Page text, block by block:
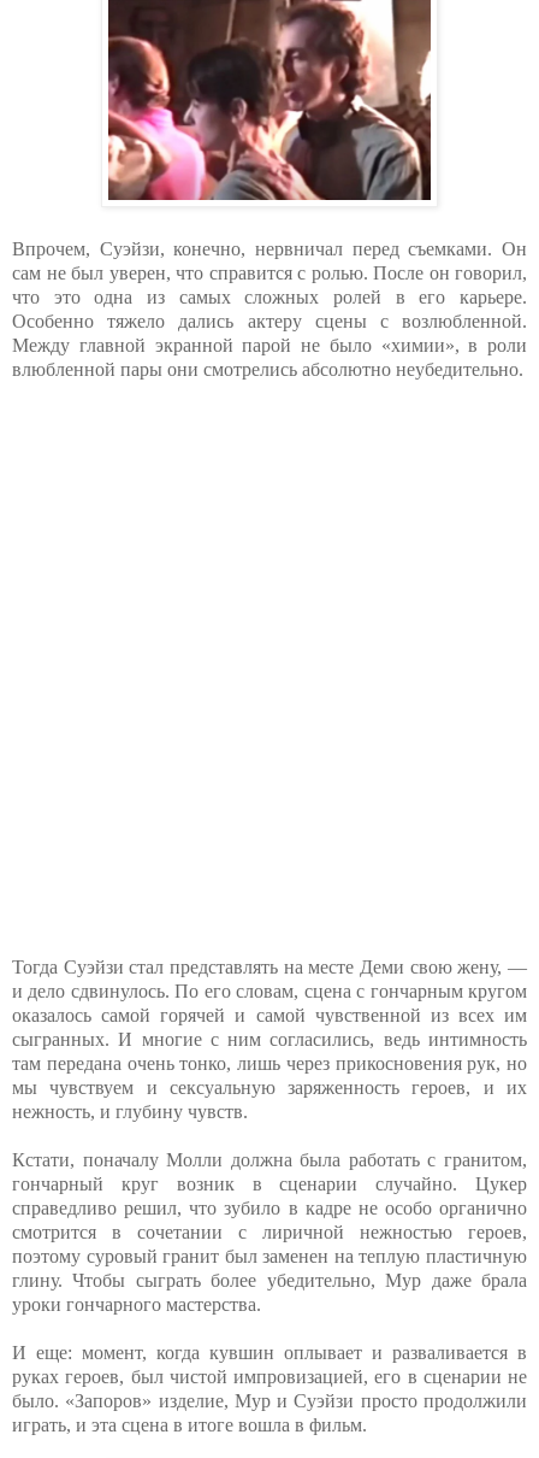
Впрочем, Суэйзи, конечно, нервничал перед съемками. Он
сам не был уверен, что справится с ролью. После он говорил,
что это одна из самых сложных ролей в его карьере.
Особенно тяжело дались актеру сцены с возлюбленной.
Между главной экранной парой не было «химии», в роли
влюбленной пары они смотрелись абсолютно неубедительно.
Тогда Суэйзи стал представлять на месте Деми свою жену, —
и дело сдвинулось. По его словам, сцена с гончарным кругом
оказалось самой горячей и самой чувственной из всех им
сыгранных. И многие с ним согласились, ведь интимность
там передана очень тонко, лишь через прикосновения рук, но
мы чувствуем и сексуальную заряженность героев, и их
нежность, и глубину чувств.
Кстати, поначалу Молли должна была работать с гранитом,
гончарный круг возник в сценарии случайно. Цукер
справедливо решил, что зубило в кадре не особо органично
смотрится в сочетании с лиричной нежностью героев,
поэтому суровый гранит был заменен на теплую пластичную
глину. Чтобы сыграть более убедительно, Мур даже брала
уроки гончарного мастерства.
И еще: момент, когда кувшин оплывает и разваливается в
руках героев, был чистой импровизацией, его в сценарии не
было. «Запоров» изделие, Мур и Суэйзи просто продолжили
играть, и эта сцена в итоге вошла в фильм.